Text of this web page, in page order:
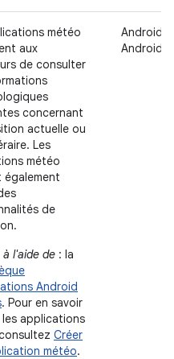
météo
aux
de consulter
concernant
actuelle ou
Les
météo
également
de
à l'aide de : la
Android
. Pour en savoir
les applications
Créer
météo.
Android
Android